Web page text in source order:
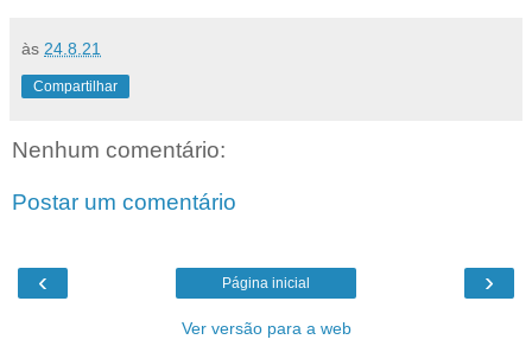
às 24.8.21
Compartilhar
Nenhum comentário:
Postar um comentário
‹ ›
Página inicial
Ver versão para a web